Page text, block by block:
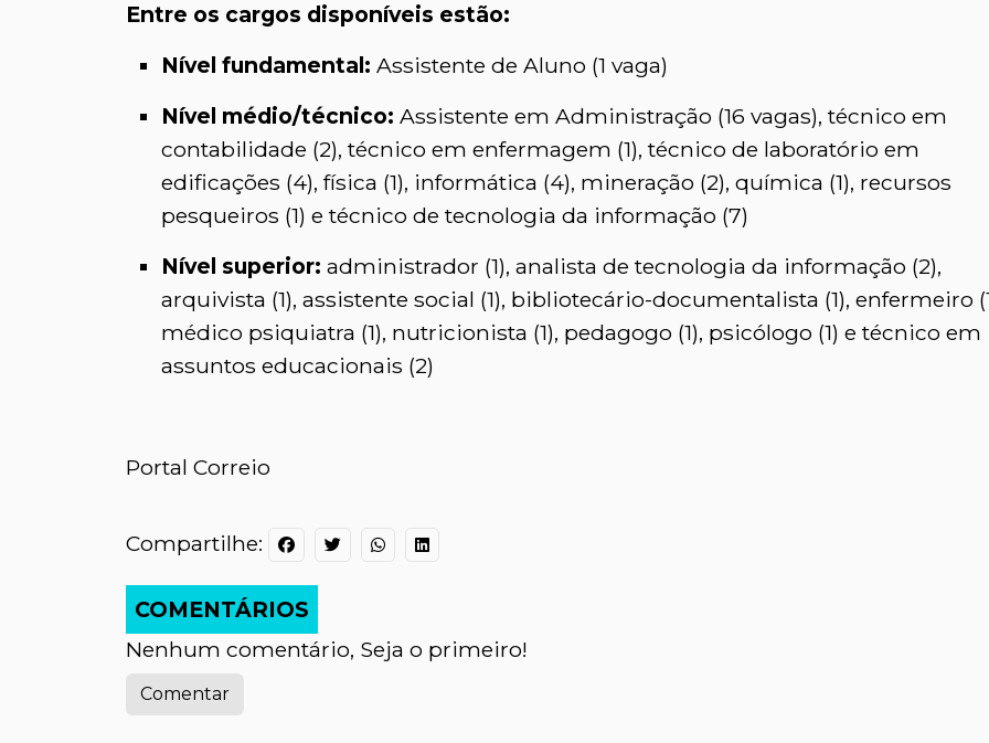
Entre os cargos disponíveis estão:
Nível fundamental: Assistente de Aluno (1 vaga)
Nível médio/técnico: Assistente em Administração (16 vagas), técnico em
contabilidade (2), técnico em enfermagem (1), técnico de laboratório em
edificações (4), física (1), informática (4), mineração (2), química (1), recursos
pesqueiros (1) e técnico de tecnologia da informação (7)
Nível superior: administrador (1), analista de tecnologia da informação (2),
arquivista (1), assistente social (1), bibliotecário-documentalista (1), enfermeiro
médico psiquiatra (1), nutricionista (1), pedagogo (1), psicólogo (1) e técnico em
assuntos educacionais (2)
Portal Correio
Compartilhe:
COMENTÁRIOS
Nenhum comentário, Seja o primeiro!
Comentar